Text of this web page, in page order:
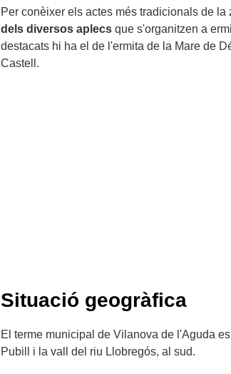
Per conèixer els actes més tradicionals de la
dels diversos aplecs que s'organitzen a
destacats hi ha el de l'ermita de la Mare de
Castell.
Situació geogràfica
El terme municipal de Vilanova de l'Aguda
Pubill i la vall del riu Llobregós, al sud.